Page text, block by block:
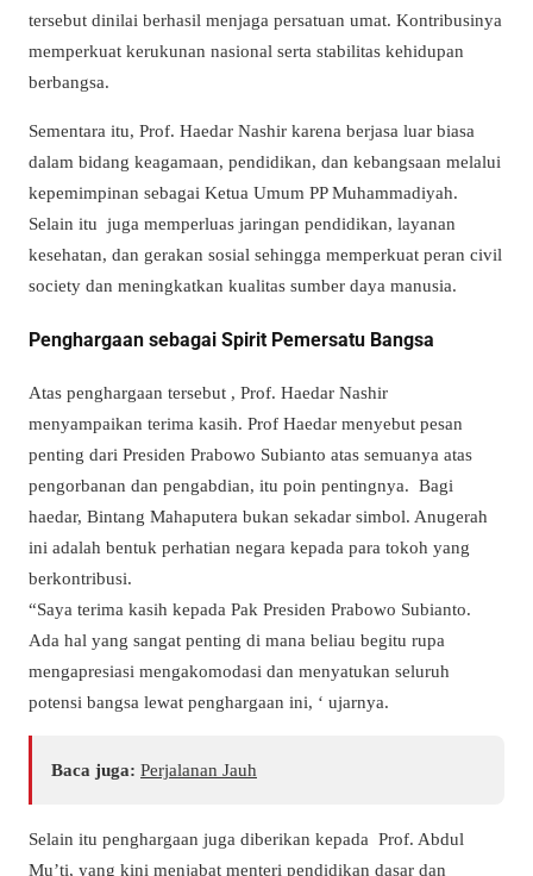
tersebut dinilai berhasil menjaga persatuan umat. Kontribusinya
memperkuat kerukunan nasional serta stabilitas kehidupan
berbangsa.
Sementara itu, Prof. Haedar Nashir karena berjasa luar biasa
dalam bidang keagamaan, pendidikan, dan kebangsaan melalui
kepemimpinan sebagai Ketua Umum PP Muhammadiyah.
Selain itu juga memperluas jaringan pendidikan, layanan
kesehatan, dan gerakan sosial sehingga memperkuat peran civil
society dan meningkatkan kualitas sumber daya manusia.
Penghargaan sebagai Spirit Pemersatu Bangsa
Atas penghargaan tersebut , Prof. Haedar Nashir
menyampaikan terima kasih. Prof Haedar menyebut pesan
penting dari Presiden Prabowo Subianto atas semuanya atas
pengorbanan dan pengabdian, itu poin pentingnya. Bagi
haedar, Bintang Mahaputera bukan sekadar simbol. Anugerah
ini adalah bentuk perhatian negara kepada para tokoh yang
berkontribusi.
“Saya terima kasih kepada Pak Presiden Prabowo Subianto.
Ada hal yang sangat penting di mana beliau begitu rupa
mengapresiasi mengakomodasi dan menyatukan seluruh
potensi bangsa lewat penghargaan ini, ‘ ujarnya.
Baca juga: Perjalanan Jauh
Selain itu penghargaan juga diberikan kepada Prof. Abdul
Mu’ti, yang kini menjabat menteri pendidikan dasar dan